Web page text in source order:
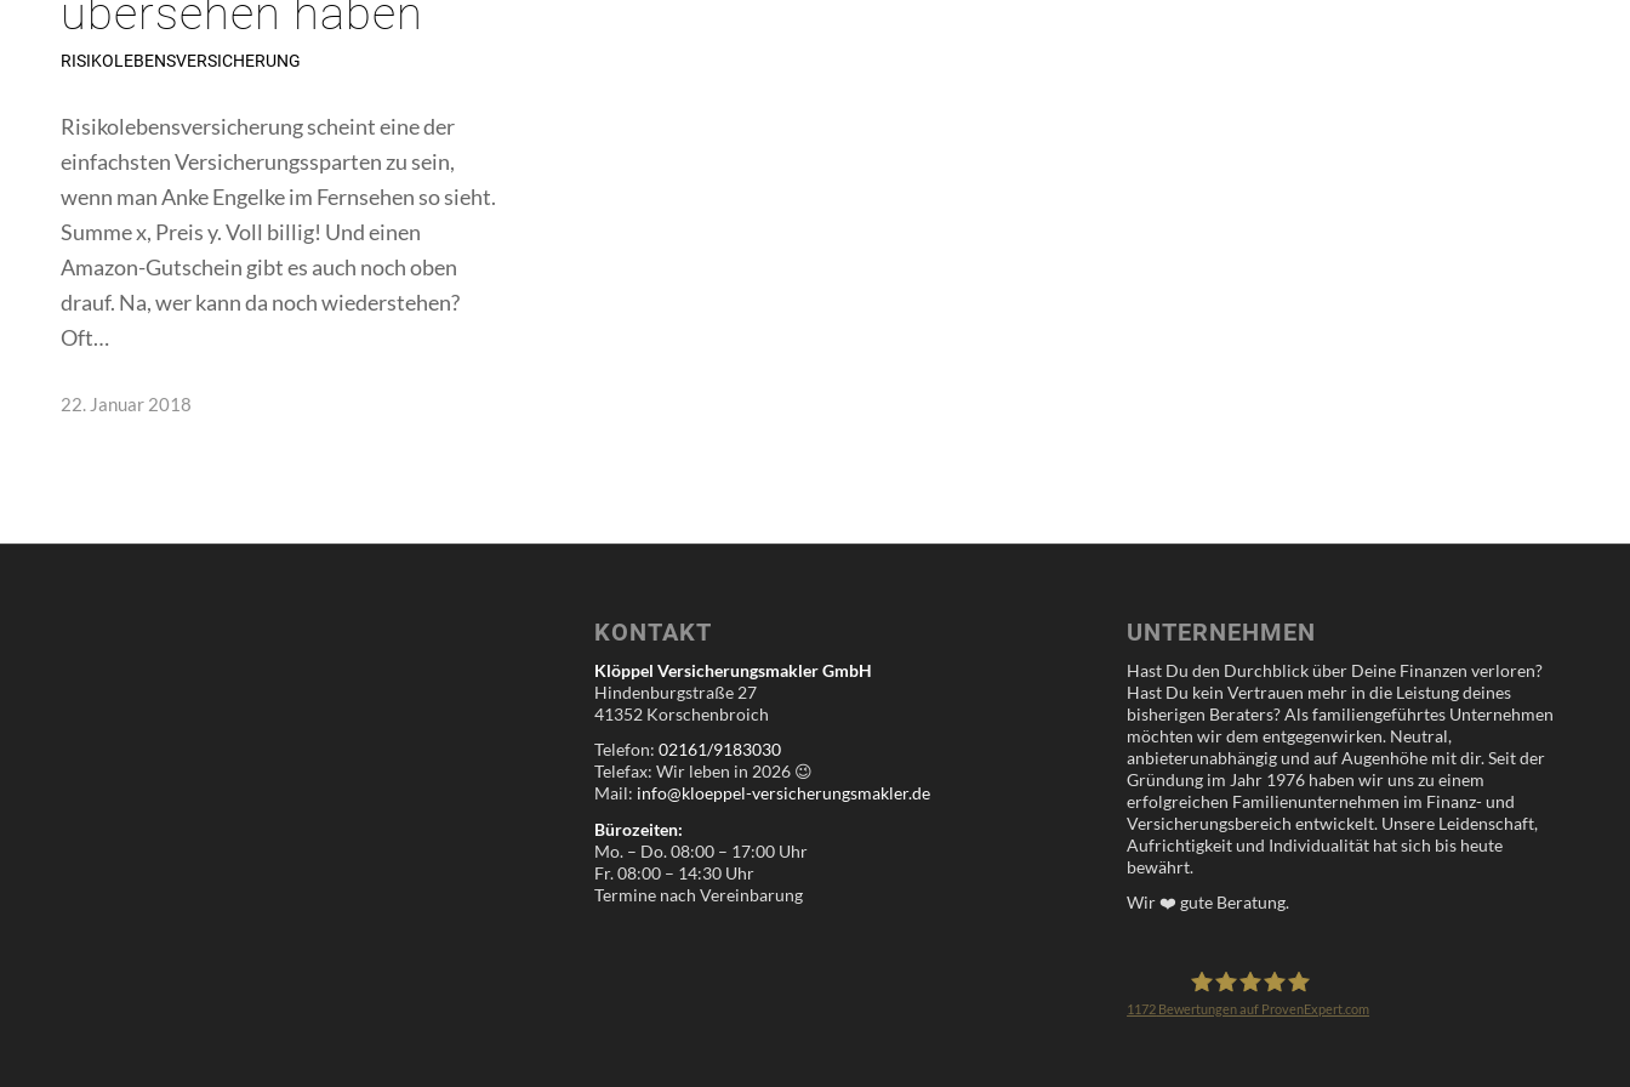
übersehen haben
RISIKOLEBENSVERSICHERUNG
Risikolebensversicherung scheint eine der
einfachsten Versicherungssparten zu sein,
wenn man Anke Engelke im Fernsehen so sieht.
Summe x, Preis y. Voll billig! Und einen
Amazon-Gutschein gibt es auch noch oben
drauf. Na, wer kann da noch wiederstehen?
Oft…
22. Januar 2018
KONTAKT
Klöppel Versicherungsmakler GmbH
Hindenburgstraße 27
41352 Korschenbroich
Telefon: 02161/9183030
Telefax: Wir leben in 2026 😉
Mail: info@kloeppel-versicherungsmakler.de
Bürozeiten:
Mo. – Do. 08:00 – 17:00 Uhr
Fr. 08:00 – 14:30 Uhr
Termine nach Vereinbarung
UNTERNEHMEN
Hast Du den Durchblick über Deine Finanzen verloren?
Hast Du kein Vertrauen mehr in die Leistung deines
bisherigen Beraters? Als familiengeführtes Unternehmen
möchten wir dem entgegenwirken. Neutral,
anbieterunabhängig und auf Augenhöhe mit dir. Seit der
Gründung im Jahr 1976 haben wir uns zu einem
erfolgreichen Familienunternehmen im Finanz- und
Versicherungsbereich entwickelt. Unsere Leidenschaft,
Aufrichtigkeit und Individualität hat sich bis heute
bewährt.
Wir❤️ gute Beratung.
1172 Bewertungen auf ProvenExpert.com